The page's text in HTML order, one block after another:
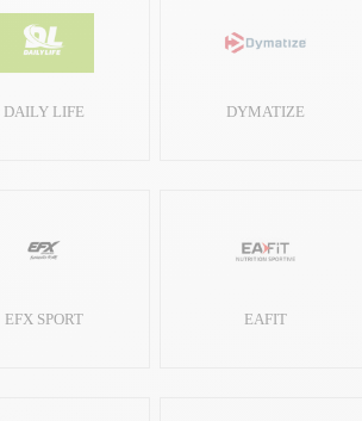
DAILY LIFE DYMATIZE
EFX SPORT EAFIT